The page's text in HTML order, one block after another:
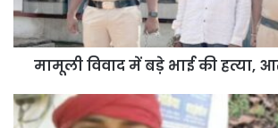
मामूली विवाद में बड़े भाई की हत्या,